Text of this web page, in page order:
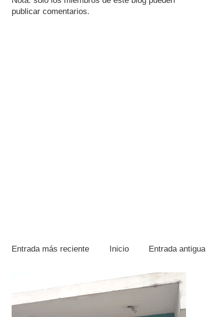
publicar comentarios.
Entrada más reciente Entrada antigua
Inicio